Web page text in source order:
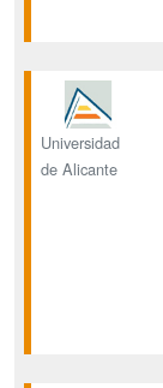
Universidad
de Alicante